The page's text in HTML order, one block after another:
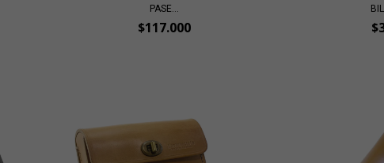
PASE...
$117.000